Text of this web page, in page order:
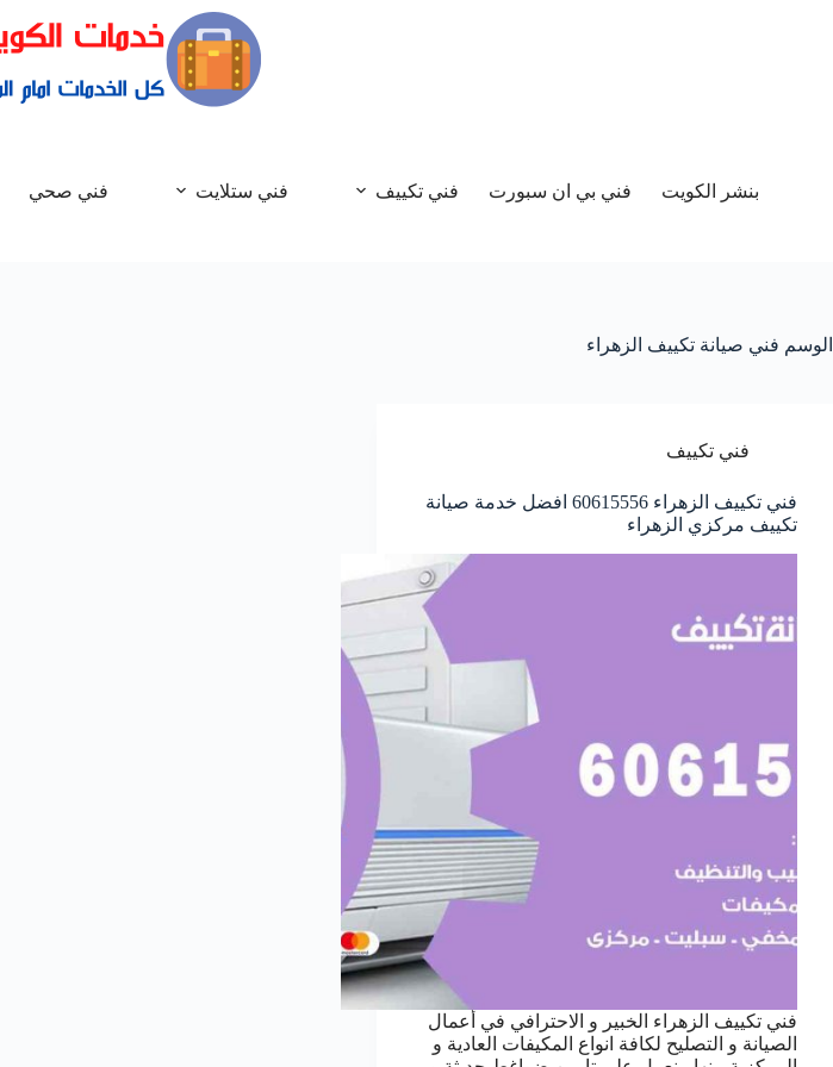
بنشر الكويت فني بي ان سبورت فني تكييف فني ستلايت فني صحي
الوسم فني صيانة تكييف الزهراء
فني تكييف
فني تكييف الزهراء 60615556 افضل خدمة صيانة
تكييف مركزي الزهراء
فني تكييف الزهراء الخبير و الاحترافي في أعمال
الصيانة و التصليح لكافة انواع المكيفات العادية و